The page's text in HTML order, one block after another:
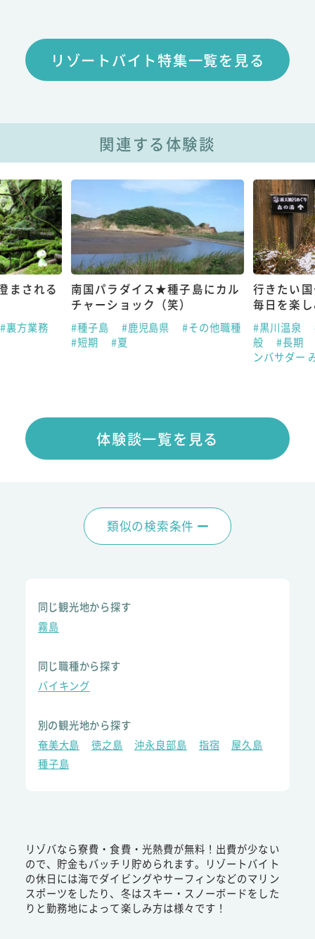
リゾートバイト特集一覧を見る
関連する体験談
まされる
#裏方業務
南国パラダイス★種子島にカル
チャーショック（笑）
#種子島 #鹿児島県
#その他職種
#短期
#夏
行きたい
毎日を楽
#黒川温泉
般
#長期
ンバサダー
体験談一覧を見る
類似の検索条件
同じ観光地から探す
霧島
同じ職種から探す
バイキング
別の観光地から探す
奄美大島
徳之島 沖永良部島 指宿
屋久島
種子島
リゾバなら寮費・食費・光熱費が無料！出費が少ない
ので、貯金もバッチリ貯められます。リゾートバイト
の休日には海でダイビングやサーフィンなどのマリン
スポーツをしたり、冬はスキー・スノーボードをした
りと勤務地によって楽しみ方は様々です！